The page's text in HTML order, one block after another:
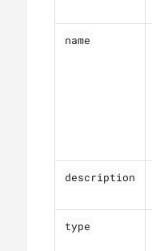
name
description
type